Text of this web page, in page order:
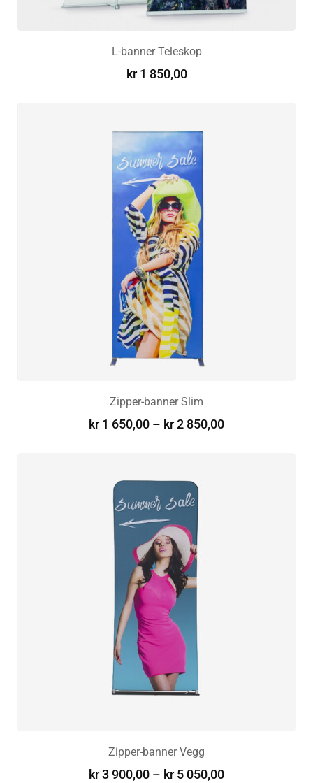
L-banner Teleskop
kr1 850,00
Zipper-banner Slim
kr1 650,00 – kr2 850,00
Zipper-banner Vegg
kr3 900,00 – kr5 050,00